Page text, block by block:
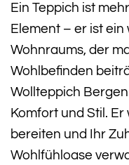
Ein Teppich ist
Element – er ist
Wohnraums, der
Wohlbefinden
Wollteppich
Komfort und Stil.
bereiten und Ihr
Wohlfühloase